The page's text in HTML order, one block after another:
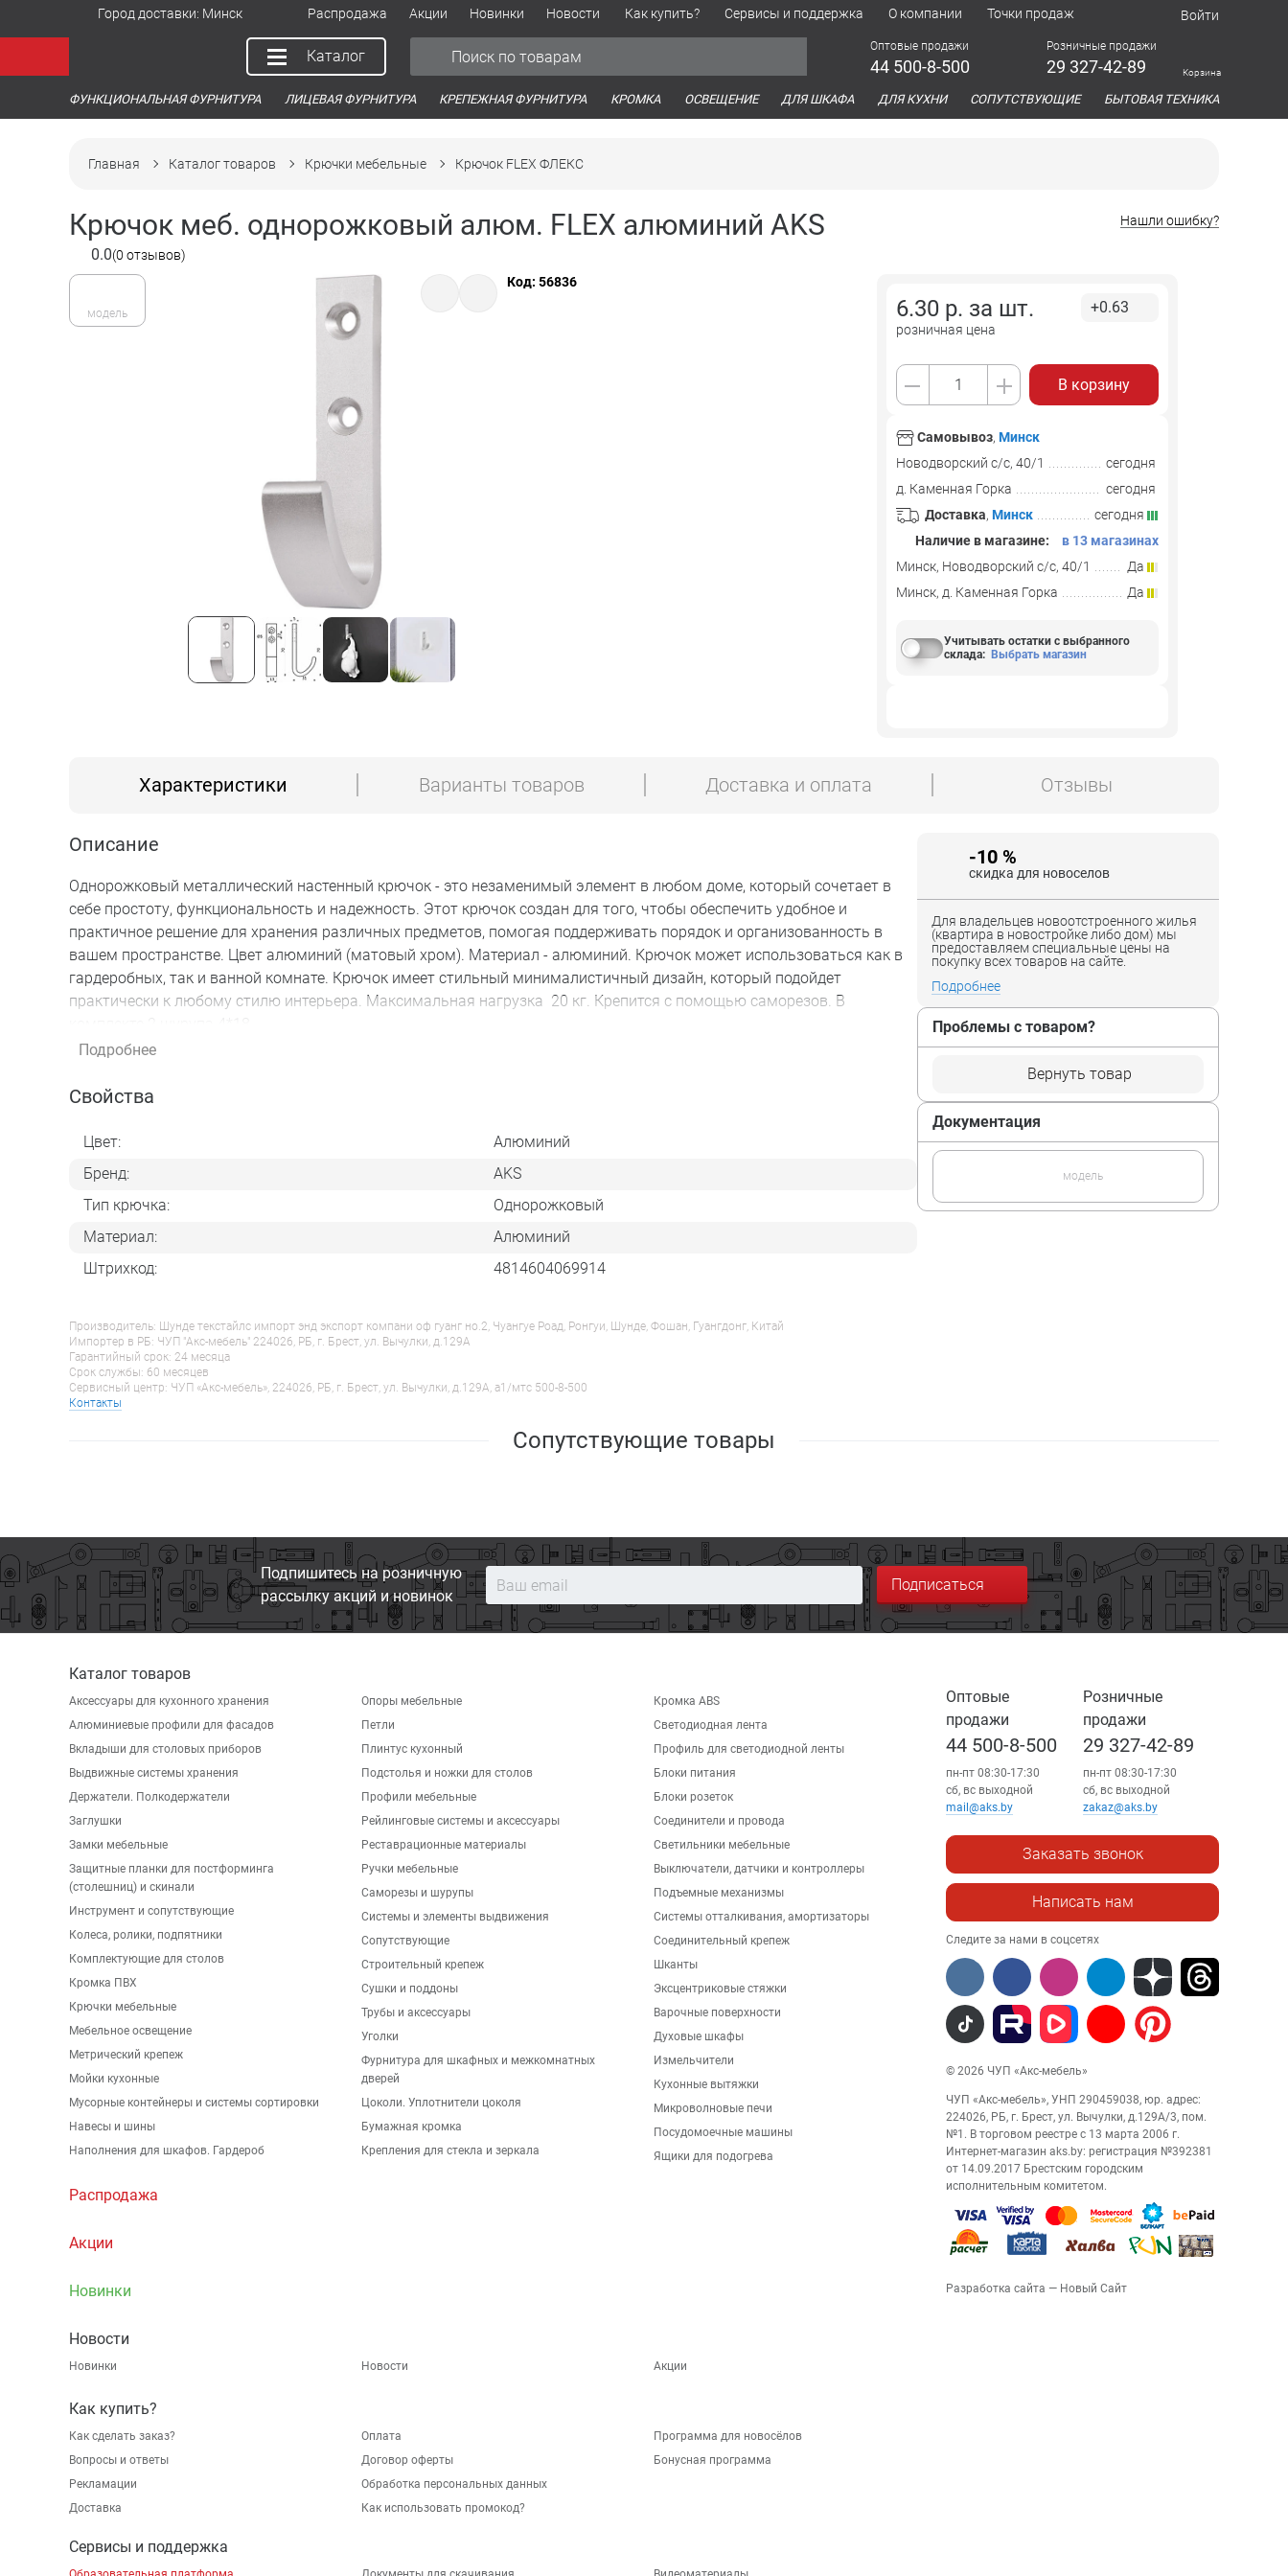
Город доставки: Минск Распродажа Акции Новинки Новости Как купить? Сервисы и поддержка О компании Точки продаж Войти
Каталог
Оптовые продажи
44 500-8-500
Розничные продажи
29 327-42-89 Корзина
ФУНКЦИОНАЛЬНАЯ ФУРНИТУРА ЛИЦЕВАЯ ФУРНИТУРА КРЕПЕЖНАЯ ФУРНИТУРА КРОМКА ОСВЕЩЕНИЕ ДЛЯ ШКАФА ДЛЯ КУХНИ СОПУТСТВУЮЩИЕ БЫТОВАЯ ТЕХНИКА
Главная Каталог товаров Крючки мебельные Крючок FLEX ФЛЕКС
Крючок меб. однорожковый алюм. FLEX алюминий AKS
0.0(0 отзывов)
Нашли ошибку?
модель
Код: 56836
6.30 р. за шт.
розничная цена
+0.63
В корзину
Самовывоз, Минск
Новодворский с/с, 40/1
сегодня
д. Каменная Горка
сегодня
Доставка, Минск
сегодня
Наличие в магазине:
в 13 магазинах
Минск, Новодворский с/с, 40/1
Да
Минск, д. Каменная Горка
Да
Учитывать остатки с выбранного
склада: Выбрать магазин
Характеристики Варианты товаров Доставка и оплата Отзывы
Описание
Однорожковый металлический настенный крючок - это незаменимый элемент в любом доме, который сочетает в
себе простоту, функциональность и надежность. Этот крючок создан для того, чтобы обеспечить удобное и
практичное решение для хранения различных предметов, помогая поддерживать порядок и организованность в
вашем пространстве. Цвет алюминий (матовый хром). Материал - алюминий. Крючок может использоваться как в
гардеробных, так и ванной комнате. Крючок имеет стильный минималистичный дизайн, который подойдет
практически к любому стилю интерьера. Максимальная нагрузка 20 кг. Крепится с помощью саморезов. В
Подробнее
Свойства
Цвет:
Алюминий
Бренд:
AKS
Тип крючка:
Однорожковый
Материал:
Алюминий
Штрихкод:
4814604069914
Производитель: Шунде текстайлс импорт энд экспорт компани оф гуанг но.2, Чуангуе Роад, Ронгуи, Шунде, Фошан, Гуангдонг, Китай
Импортер в РБ: ЧУП "Акс-мебель" 224026, РБ, г. Брест, ул. Вычулки, д.129А
Гарантийный срок: 24 месяца
Срок службы: 60 месяцев
Сервисный центр: ЧУП «Акс-мебель», 224026, РБ, г. Брест, ул. Вычулки, д.129А, a1/мтс 500-8-500
Контакты
-10 %
скидка для новоселов
Для владельцев новоотстроенного жилья
(квартира в новостройке либо дом) мы
предоставляем специальные цены на
покупку всех товаров на сайте.
Подробнее
Проблемы с товаром?
Вернуть товар
Документация
модель
Сопутствующие товары
Подпишитесь на розничную
рассылку акций и новинок
Подписаться
Каталог товаров
Аксессуары для кухонного хранения
Алюминиевые профили для фасадов
Вкладыши для столовых приборов
Выдвижные системы хранения
Держатели. Полкодержатели
Заглушки
Замки мебельные
Защитные планки для постформинга
(столешниц) и скинали
Инструмент и сопутствующие
Колеса, ролики, подпятники
Комплектующие для столов
Кромка ПВХ
Крючки мебельные
Мебельное освещение
Метрический крепеж
Мойки кухонные
Мусорные контейнеры и системы сортировки
Навесы и шины
Наполнения для шкафов. Гардероб
Опоры мебельные
Петли
Плинтус кухонный
Подстолья и ножки для столов
Профили мебельные
Рейлинговые системы и аксессуары
Реставрационные материалы
Ручки мебельные
Саморезы и шурупы
Системы и элементы выдвижения
Сопутствующие
Строительный крепеж
Сушки и поддоны
Трубы и аксессуары
Уголки
Фурнитура для шкафных и межкомнатных
дверей
Цоколи. Уплотнители цоколя
Бумажная кромка
Крепления для стекла и зеркала
Кромка ABS
Светодиодная лента
Профиль для светодиодной ленты
Блоки питания
Блоки розеток
Соединители и провода
Светильники мебельные
Выключатели, датчики и контроллеры
Подъемные механизмы
Системы отталкивания, амортизаторы
Соединительный крепеж
Шканты
Эксцентриковые стяжки
Варочные поверхности
Духовые шкафы
Измельчители
Кухонные вытяжки
Микроволновые печи
Посудомоечные машины
Ящики для подогрева
Распродажа
Акции
Новинки
Новости
Новинки Новости Акции
Как купить?
Как сделать заказ?
Вопросы и ответы
Рекламации
Доставка
Оплата
Договор оферты
Обработка персональных данных
Как использовать промокод?
Программа для новосёлов
Бонусная программа
Сервисы и поддержка
Оптовые
продажи
44 500-8-500
пн-пт 08:30-17:30
сб, вс выходной
mail@aks.by
Розничные
продажи
29 327-42-89
пн-пт 08:30-17:30
сб, вс выходной
zakaz@aks.by
Заказать звонок
Написать нам
Следите за нами в соцсетях
© 2026 ЧУП «Акс-мебель»
ЧУП «Акс-мебель», УНП 290459038, юр. адрес:
224026, РБ, г. Брест, ул. Вычулки, д.129А/3, пом.
№1. В торговом реестре с 13 марта 2006 г.
Интернет-магазин aks.by: регистрация №392381
от 14.09.2017 Брестским городским
исполнительным комитетом.
Разработка сайта — Новый Сайт